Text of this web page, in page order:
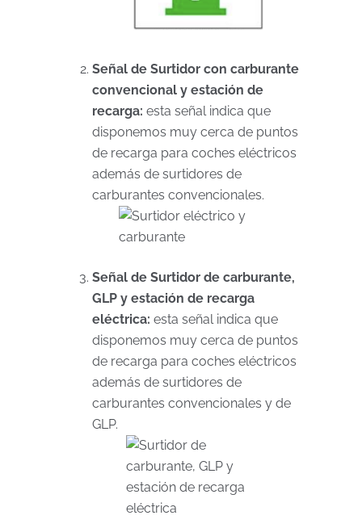
Señal de Surtidor con carburante
convencional y estación de
recarga: esta señal indica que
disponemos muy cerca de puntos
de recarga para coches eléctricos
además de surtidores de
carburantes convencionales.
Señal de Surtidor de carburante,
GLP y estación de recarga
eléctrica: esta señal indica que
disponemos muy cerca de puntos
de recarga para coches eléctricos
además de surtidores de
carburantes convencionales y de
GLP.